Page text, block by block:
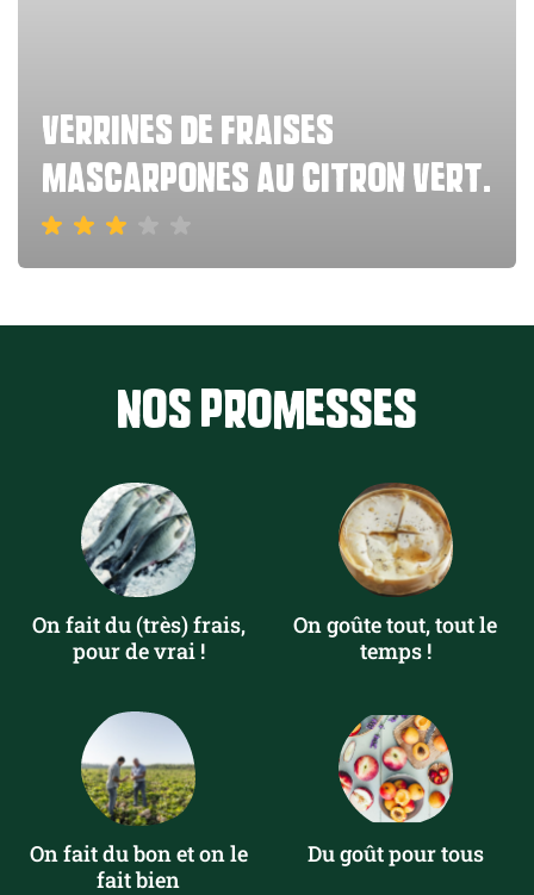
verrines de fraises
mascarpones au citron vert.
Nos promesses
On fait du (très) frais,
pour de vrai !
On goûte tout, tout le
temps !
On fait du bon et on le
fait bien
Du goût pour tous